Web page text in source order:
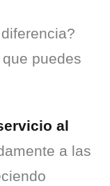
puedes
al
a las